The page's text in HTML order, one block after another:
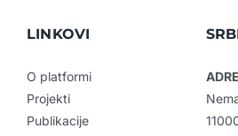
O platformi
Projekti